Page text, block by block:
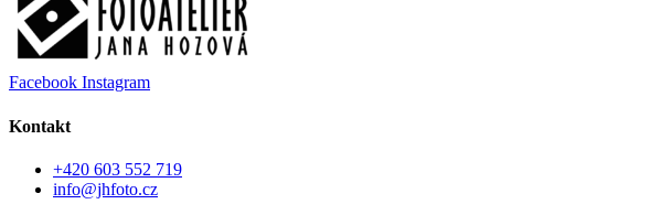
Facebook Instagram
Kontakt
+420 603 552 719
info@jhfoto.cz